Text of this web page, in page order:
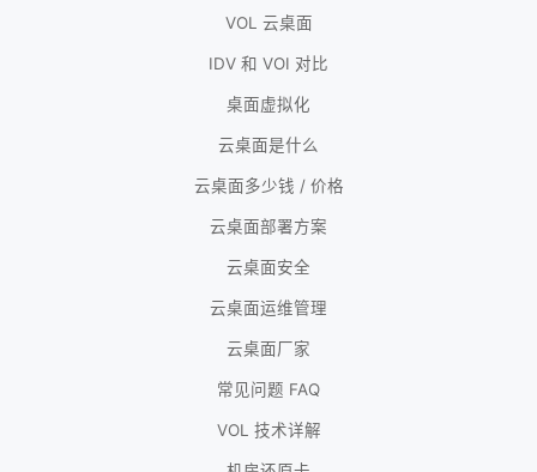
VOL 云桌面
IDV 和 VOI 对比
桌面虚拟化
云桌面是什么
云桌面多少钱 / 价格
云桌面部署方案
云桌面安全
云桌面运维管理
云桌面厂家
常见问题 FAQ
VOL 技术详解